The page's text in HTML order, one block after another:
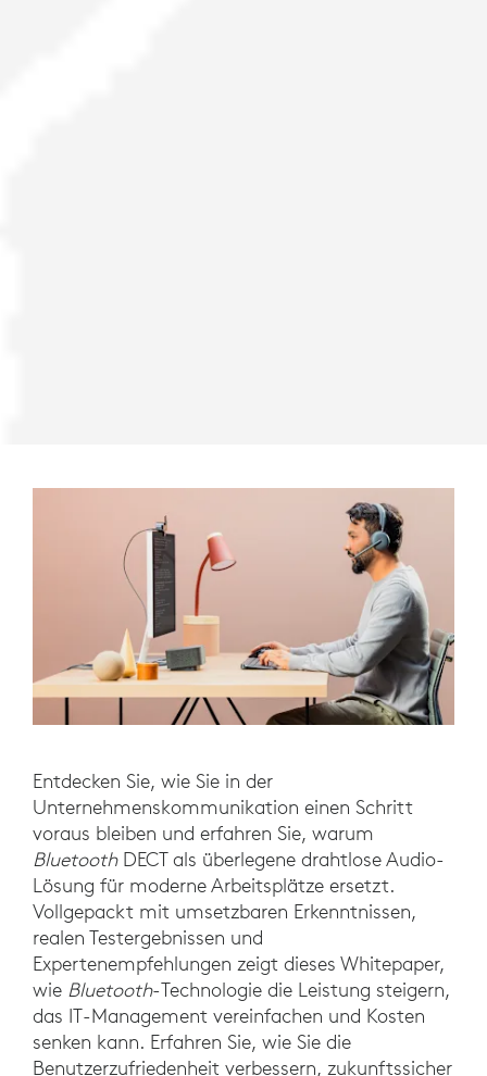
Entdecken Sie, wie Sie in der
Unternehmenskommunikation einen Schritt
voraus bleiben und erfahren Sie, warum
BluetoothDECT als überlegene drahtlose Audio-
Lösung für moderne Arbeitsplätze ersetzt.
Vollgepackt mit umsetzbaren Erkenntnissen,
realen Testergebnissen und
Expertenempfehlungen zeigt dieses Whitepaper,
wie Bluetooth-Technologie die Leistung steigern,
das IT-Management vereinfachen und Kosten
senken kann. Erfahren Sie, wie Sie die
Benutzerzufriedenheit verbessern, zukunftssicher